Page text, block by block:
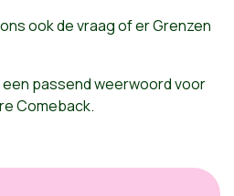
ook de vraag of er Grenzen
passend weerwoord voor
Comeback.